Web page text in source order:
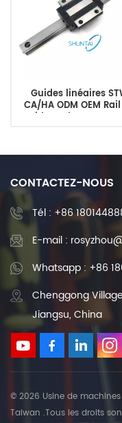
Guides linéaires
CA/HA ODM OEM
guidage de
CONTACTEZ-NOUS
Tél : +86
E-mail :
Whatsapp : +86
Chenggong
Jiangsu, China
© 2026 Usine de
Taiwan .Tous les droits